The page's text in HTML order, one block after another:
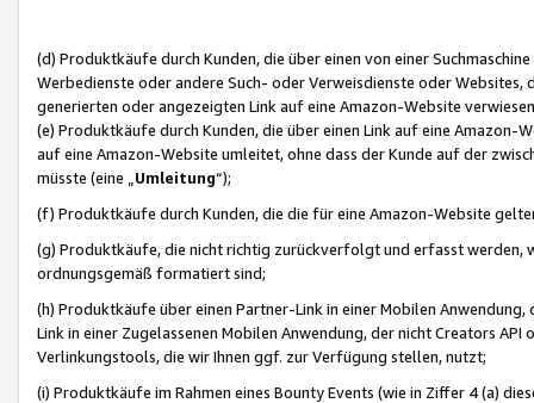
(d) Produktkäufe durch Kunden, die über einen von einer
Werbedienste oder andere Such- oder Verweisdienste oder Websites,
generierten oder angezeigten Link auf eine Amazon-Website
(e) Produktkäufe durch Kunden, die über einen Link auf eine
auf eine Amazon-Website umleitet, ohne dass der Kunde auf der
müsste (eine „ Umleitung“);
(f) Produktkäufe durch Kunden, die die für eine Amazon-Website
(g) Produktkäufe, die nicht richtig zurückverfolgt und erfasst werden,
ordnungsgemäß formatiert sind;
(h) Produktkäufe über einen Partner-Link in einer Mobilen
Link in einer Zugelassenen Mobilen Anwendung, der nicht Creators
Verlinkungstools, die wir Ihnen ggf. zur Verfügung stellen, nutzt;
(i) Produktkäufe im Rahmen eines Bounty Events (wie in Ziffer 4 (a)